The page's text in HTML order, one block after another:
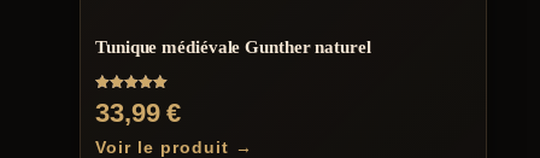
page
produit
Tunique médiévale Gunther naturel
Note
5.00
sur 5
33,99€
Voir le produit →